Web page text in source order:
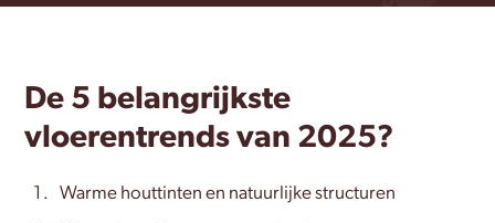
De 5 belangrijkste
vloerentrends van 2025?
Warme houttinten en natuurlijke structuren